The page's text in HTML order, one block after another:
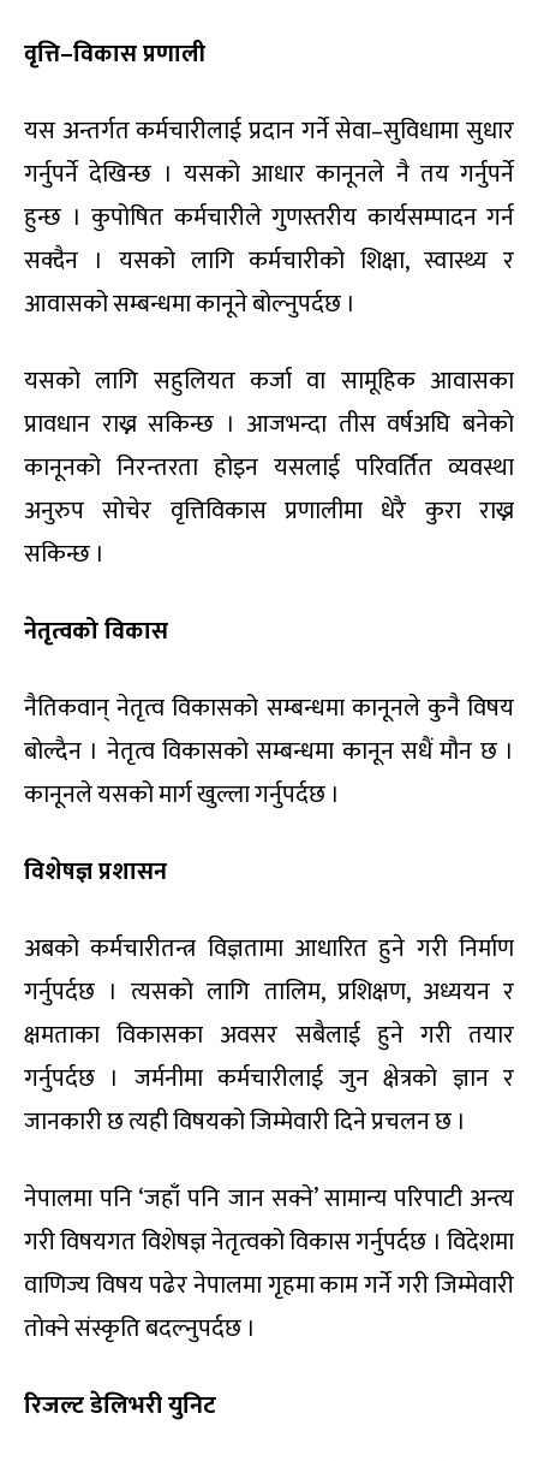
वृत्ति–विकास प्रणाली
यस अन्तर्गत कर्मचारीलाई प्रदान गर्ने सेवा–सुविधामा सुधार
गर्नुपर्ने देखिन्छ । यसको आधार कानूनले नै तय गर्नुपर्ने
हुन्छ । कुपोषित कर्मचारीले गुणस्तरीय कार्यसम्पादन गर्न
सक्दैन । यसको लागि कर्मचारीको शिक्षा, स्वास्थ्य र
आवासको सम्बन्धमा कानूने बोल्नुपर्दछ ।
यसको लागि सहुलियत कर्जा वा सामूहिक आवासका
प्रावधान राख्न सकिन्छ । आजभन्दा तीस वर्षअघि बनेको
कानूनको निरन्तरता होइन यसलाई परिवर्तित व्यवस्था
अनुरुप सोचेर वृत्तिविकास प्रणालीमा धेरै कुरा राख्न
सकिन्छ ।
नेतृत्वको विकास
नैतिकवान् नेतृत्व विकासको सम्बन्धमा कानूनले कुनै विषय
बोल्दैन । नेतृत्व विकासको सम्बन्धमा कानून सधैं मौन छ ।
कानूनले यसको मार्ग खुल्ला गर्नुपर्दछ ।
विशेषज्ञ प्रशासन
अबको कर्मचारीतन्त्र विज्ञतामा आधारित हुने गरी निर्माण
गर्नुपर्दछ । त्यसको लागि तालिम, प्रशिक्षण, अध्ययन र
क्षमताका विकासका अवसर सबैलाई हुने गरी तयार
गर्नुपर्दछ । जर्मनीमा कर्मचारीलाई जुन क्षेत्रको ज्ञान र
जानकारी छ त्यही विषयको जिम्मेवारी दिने प्रचलन छ ।
नेपालमा पनि ‘जहाँ पनि जान सक्ने’ सामान्य परिपाटी अन्त्य
गरी विषयगत विशेषज्ञ नेतृत्वको विकास गर्नुपर्दछ । विदेशमा
वाणिज्य विषय पढेर नेपालमा गृहमा काम गर्ने गरी जिम्मेवारी
तोक्ने संस्कृति बदल्नुपर्दछ ।
रिजल्ट डेलिभरी युनिट